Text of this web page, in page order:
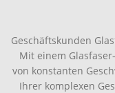
Geschäftskunden
Mit einem
von konstanten
Ihrer komplexen